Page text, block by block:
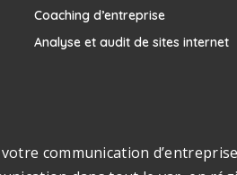
Coaching d’entreprise
Analyse et audit de sites internet
votre communication